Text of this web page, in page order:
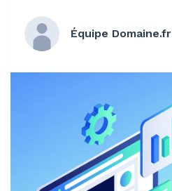
Équipe Domaine.fr